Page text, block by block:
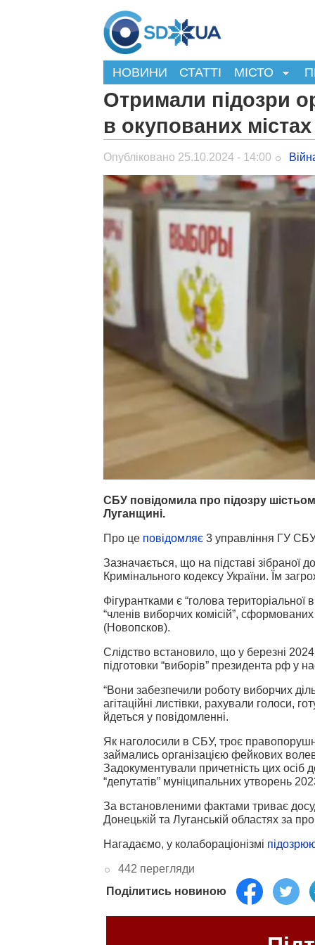
НОВИНИ СТАТТІ МІСТО
Отримали підозри
в окупованих
Опубліковано 25.10.2024 - 14:00
СБУ повідомила про підозру
Луганщині.
Про це повідомляє 3 управління ГУ
Зазначається, що на підставі зібраної
Кримінального кодексу України. Їм
Фігурантками є “голова територіальної
“членів виборчих комісій”,
(Новопсков).
Слідство встановило, що у березні
підготовки “виборів” президента рф у
“Вони забезпечили роботу виборчих
агітаційні листівки, рахували голоси,
йдеться у повідомленні.
Як наголосили в СБУ, троє
займались організацією фейкових
Задокументували причетність цих осіб
“депутатів” муніципальних утворень
За встановленими фактами триває
Донецькій та Луганській областях за
Нагадаємо, у колабораціонізмі
442 перегляди
Поділитись новиною